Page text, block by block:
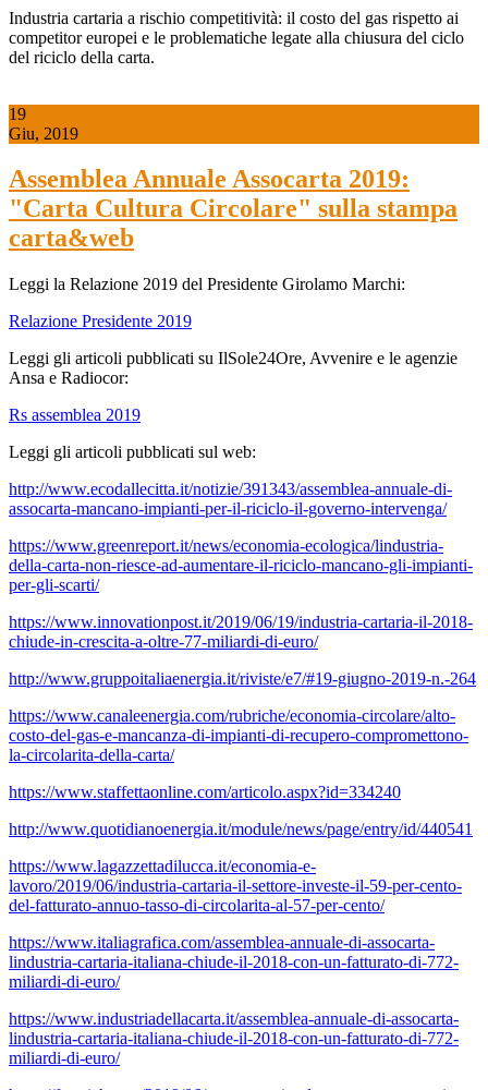
Industria cartaria a rischio competitività: il costo del gas rispetto ai
competitor europei e le problematiche legate alla chiusura del ciclo
del riciclo della carta.
19
Giu, 2019
Assemblea Annuale Assocarta 2019:
"Carta Cultura Circolare" sulla stampa
carta&web
Leggi la Relazione 2019 del Presidente Girolamo Marchi:
Relazione Presidente 2019
Leggi gli articoli pubblicati su IlSole24Ore, Avvenire e le agenzie
Ansa e Radiocor:
Rs assemblea 2019
Leggi gli articoli pubblicati sul web:
http://www.ecodallecitta.it/notizie/391343/assemblea-annuale-di-
assocarta-mancano-impianti-per-il-riciclo-il-governo-intervenga/
https://www.greenreport.it/news/economia-ecologica/lindustria-
della-carta-non-riesce-ad-aumentare-il-riciclo-mancano-gli-impianti-
per-gli-scarti/
https://www.innovationpost.it/2019/06/19/industria-cartaria-il-2018-
chiude-in-crescita-a-oltre-77-miliardi-di-euro/
http://www.gruppoitaliaenergia.it/riviste/e7/#19-giugno-2019-n.-264
https://www.canaleenergia.com/rubriche/economia-circolare/alto-
costo-del-gas-e-mancanza-di-impianti-di-recupero-compromettono-
la-circolarita-della-carta/
https://www.staffettaonline.com/articolo.aspx?id=334240
http://www.quotidianoenergia.it/module/news/page/entry/id/440541
https://www.lagazzettadilucca.it/economia-e-
lavoro/2019/06/industria-cartaria-il-settore-investe-il-59-per-cento-
del-fatturato-annuo-tasso-di-circolarita-al-57-per-cento/
https://www.italiagrafica.com/assemblea-annuale-di-assocarta-
lindustria-cartaria-italiana-chiude-il-2018-con-un-fatturato-di-772-
miliardi-di-euro/
https://www.industriadellacarta.it/assemblea-annuale-di-assocarta-
lindustria-cartaria-italiana-chiude-il-2018-con-un-fatturato-di-772-
miliardi-di-euro/